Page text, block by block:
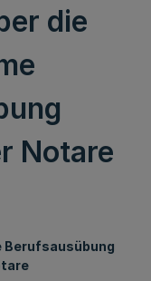
die
Notare
Berufsausübung